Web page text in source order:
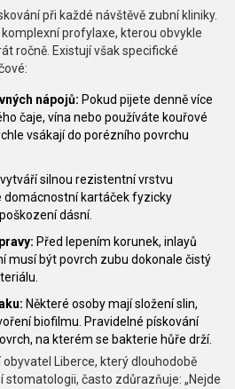
při každé návštěvě zubní kliniky.
profylaxe, kterou obvykle
ročně. Existují však specifické
nápojů: Pokud pijete denně více
čaje, vína nebo používáte kouřové
vsákají do porézního povrchu
silnou rezistentní vrstvu
domácnostní kartáček fyzicky
dásní.
Před lepením korunek, inlayů
musí být povrch zubu dokonale čistý
Některé osoby mají složení slin,
biofilmu. Pravidelné pískování
na kterém se bakterie hůře drží.
Liberce, který dlouhodobě
často zdůrazňuje: „Nejde